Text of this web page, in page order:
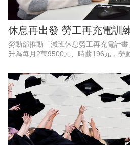
休息再出發 勞工再充電訓
勞動部推動「減班休息勞工再充電計
升為每月2萬9500元、時薪196元，勞
間穩定生活、強化職